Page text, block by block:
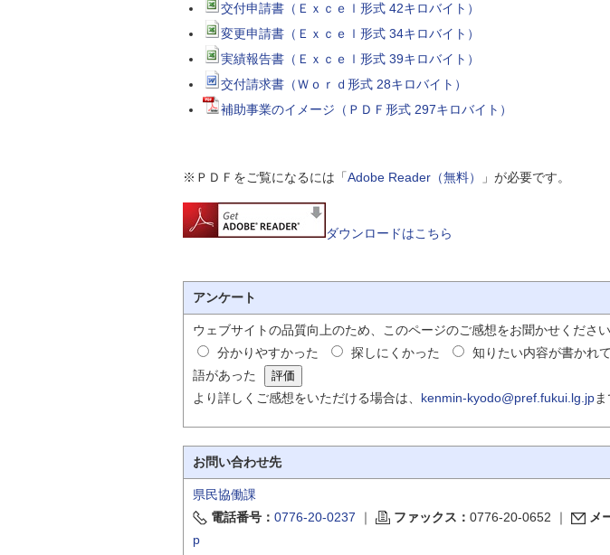
交付申請書（Ｅｘｃｅｌ形式 42キロバイト）
変更申請書（Ｅｘｃｅｌ形式 34キロバイト）
実績報告書（Ｅｘｃｅｌ形式 39キロバイト）
交付請求書（Ｗｏｒｄ形式 28キロバイト）
補助事業のイメージ（ＰＤＦ形式 297キロバイト）
※ＰＤＦをご覧になるには「Adobe Reader（無料） 」が必要です。
ダウンロードはこちら
アンケート
ウェブサイトの品質向上のため、このページのご感想をお聞かせください
分かりやすかった
探しにくかった 知りたい内容が書かれ
語があった
より詳しくご感想をいただける場合は、 kenmin-kyodo@pref.fukui.lg.jp
お問い合わせ先
県民協働課
電話番号： 0776-20-0237 ｜ ファックス： 0776-20-0652 ｜ メ
p